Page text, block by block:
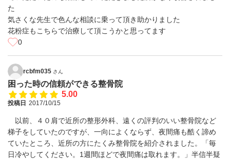
た
気さくな先生で色んな相談に乗って頂き助かりました
花粉症もこちらで治療して頂こうかと思ってます
0
rcbfm035 さん
困った時の信頼ができる整骨院
5.00
投稿日 2017/10/15
以前、４０肩で近所の整形外科、遠くの評判のいい整骨院など
梯子をしていたのですが、一向によくならず、夜間痛も酷く諦め
ていたところ、近所の方にたくみ整骨院を紹介されました。「毎
日冷やしてください。1週間ほどで夜間痛は取れます。」半信半疑